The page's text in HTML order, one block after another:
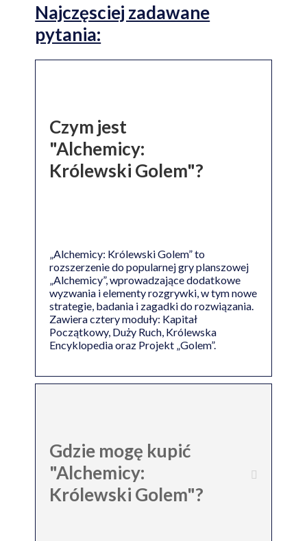
Najczęsciej zadawane
pytania:
Czym jest
"Alchemicy:
Królewski Golem"?
„Alchemicy: Królewski Golem” to
rozszerzenie do popularnej gry planszowej
„Alchemicy”, wprowadzające dodatkowe
wyzwania i elementy rozgrywki, w tym nowe
strategie, badania i zagadki do rozwiązania.
Zawiera cztery moduły: Kapitał
Początkowy, Duży Ruch, Królewska
Encyklopedia oraz Projekt „Golem”.
Gdzie mogę kupić
"Alchemicy:
Królewski Golem"?